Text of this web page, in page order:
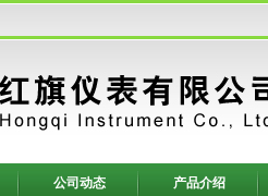
公司动态 产品介绍